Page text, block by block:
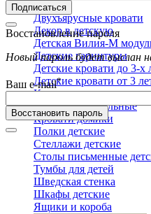
Детская
Двухъярусные кровати
Декор в детскую
Детская Вилия-М
Детские гарнитуры
Детские кровати до 3-х
Детские кровати от 3
Комоды классические
Комоды пеленальные
Кровати домики
Полки детские
Стеллажи детские
Столы письменные
Тумбы для детей
Шведская стенка
Шкафы детские
Ящики и короба
Подписаться
Восстановление пароля
Новый пароль будет выслан
Ваш e-mail*
Восстановить пароль